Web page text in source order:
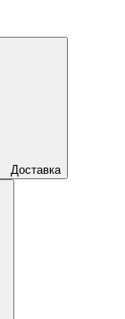
Доставка